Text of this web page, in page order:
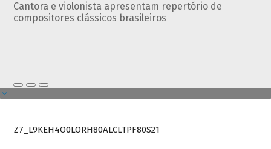
Cantora e violonista apresentam repertório de
compositores clássicos brasileiros
Z7_L9KEH4O0LORH80ALCLTPF80S21